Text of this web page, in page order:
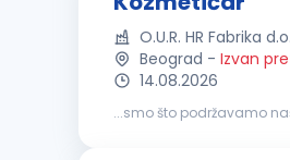
O.U.R. HR Fabrika
Beograd - Izvan
14.08.2026
...smo što podržavamo